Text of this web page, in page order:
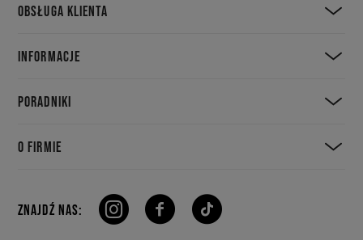
OBSŁUGA KLIENTA
INFORMACJE
PORADNIKI
O FIRMIE
ZNAJDŹ NAS: